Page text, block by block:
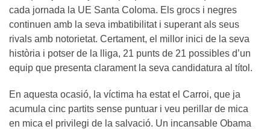
cada jornada la UE Santa Coloma. Els grocs i negres
continuen amb la seva imbatibilitat i superant als seus
rivals amb notorietat. Certament, el millor inici de la seva
història i potser de la lliga, 21 punts de 21 possibles d’un
equip que presenta clarament la seva candidatura al títol.
En aquesta ocasió, la víctima ha estat el Carroi, que ja
acumula cinc partits sense puntuar i veu perillar de mica
en mica el privilegi de la salvació. Un incansable Obama